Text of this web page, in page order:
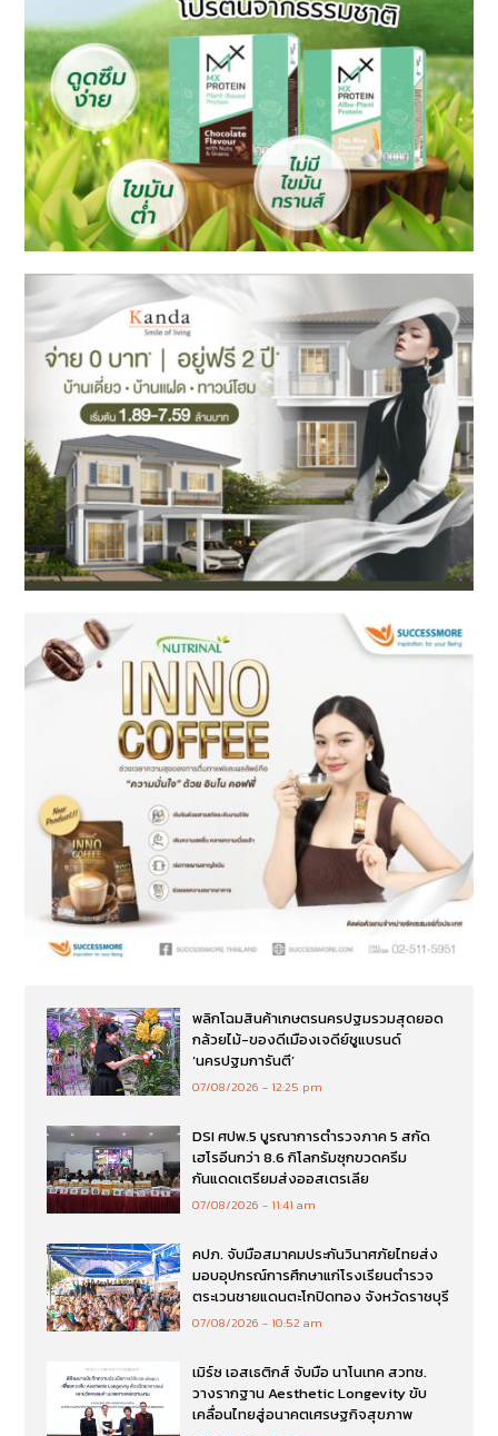
พลิกโฉมสินค้าเกษตรนครปฐมรวมสุดยอด
กล้วยไม้-ของดีเมืองเจดีย์ชูแบรนด์
‘นครปฐมการันตี’
07/08/2026 12:25 pm
DSI ศปพ.5 บูรณาการตำรวจภาค 5 สกัด
เฮโรอีนกว่า 8.6 กิโลกรัมซุกขวดครีม
กันแดดเตรียมส่งออสเตรเลีย
07/08/2026 11:41 am
คปภ. จับมือสมาคมประกันวินาศภัยไทยส่ง
มอบอุปกรณ์การศึกษาแก่โรงเรียนตำรวจ
ตระเวนชายแดนตะโกปิดทอง จังหวัดราชบุรี
07/08/2026 10:52 am
เมิร์ซ เอสเธติกส์ จับมือ นาโนเทค สวทช.
วางรากฐาน Aesthetic Longevity ขับ
เคลื่อนไทยสู่อนาคตเศรษฐกิจสุขภาพ